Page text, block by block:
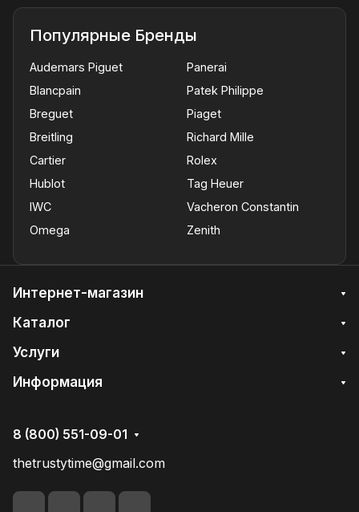
Популярные Бренды
Audemars Piguet
Blancpain
Breguet
Breitling
Cartier
Hublot
IWC
Omega
Panerai
Patek Philippe
Piaget
Richard Mille
Rolex
Tag Heuer
Vacheron Constantin
Zenith
Интернет-магазин
Каталог
Услуги
Информация
8 (800) 551-09-01
thetrustytime@gmail.com